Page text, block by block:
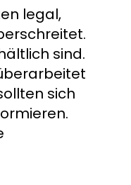
legal,
sind.
sich